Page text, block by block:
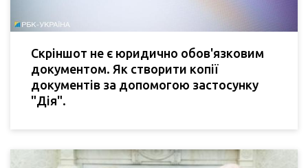
Скріншот не є юридично обов'язковим
документом. Як створити копії
документів за допомогою застосунку
"Дія".